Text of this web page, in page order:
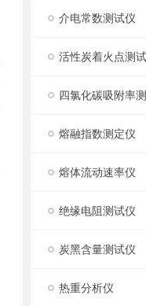
介电常数测试仪
活性炭着火点测
四氯化碳吸附率
熔融指数测定仪
熔体流动速率仪
绝缘电阻测试仪
炭黑含量测试仪
热重分析仪